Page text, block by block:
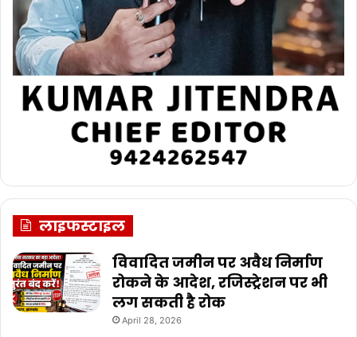
लाइफस्टाइल
विवादित जमीन पर अवैध निर्माण
रोकने के आदेश, रजिस्ट्रेशन पर भी
लग सकती है रोक
April 28, 2026